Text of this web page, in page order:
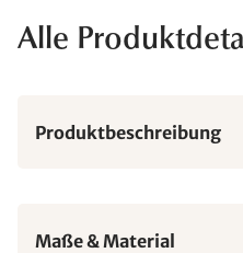
Alle
Produktbeschreibung
Maße & Material